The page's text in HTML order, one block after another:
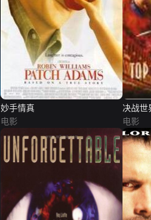
妙手情真
电影
决战世
电影